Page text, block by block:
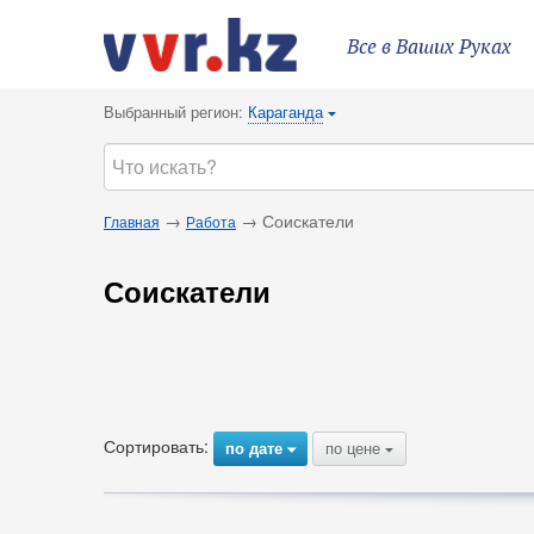
Все в Ваших Руках
Выбранный регион: Караганда {
Главная → Работа → Соискатели
Соискатели
Сортировать: по дате{ по цене {